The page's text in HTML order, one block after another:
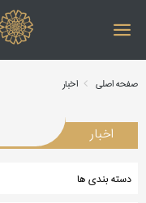
صفحه اصلی اخبار
اخبار